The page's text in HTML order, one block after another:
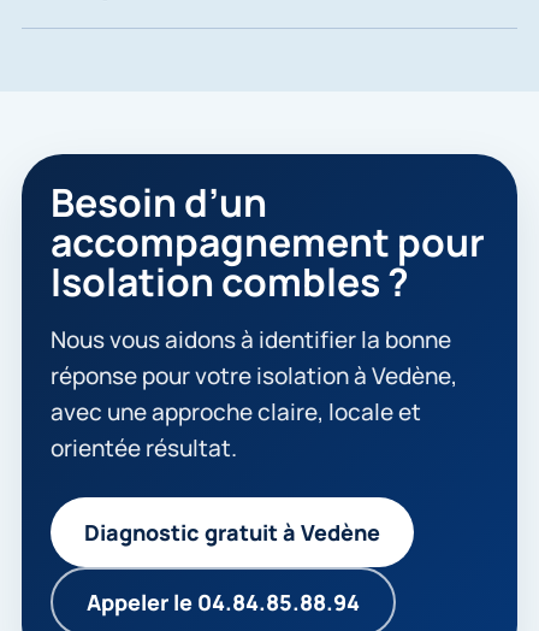
Besoin d’un
accompagnement pour
Isolation combles ?
Nous vous aidons à identifier la bonne
réponse pour votre isolation à Vedène,
avec une approche claire, locale et
orientée résultat.
Diagnostic gratuit à Vedène
Appeler le 04.84.85.88.94